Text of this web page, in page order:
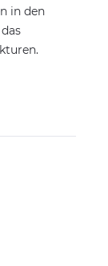
in den